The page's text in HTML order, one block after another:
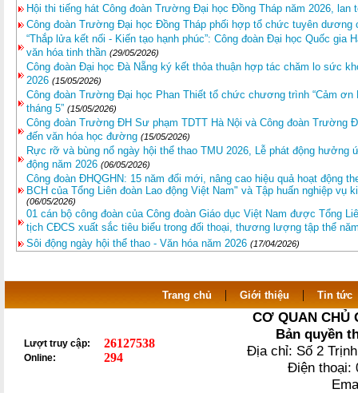
Hội thi tiếng hát Công đoàn Trường Đại học Đồng Tháp năm 2026, lan
Công đoàn Trường Đại học Đồng Tháp phối hợp tổ chức tuyên dương
“Thắp lửa kết nối - Kiến tạo hạnh phúc”: Công đoàn Đại học Quốc gia
văn hóa tinh thần (29/05/2026)
Công đoàn Đại học Đà Nẵng ký kết thỏa thuận hợp tác chăm lo sức
2026 (15/05/2026)
Công đoàn Trường Đại học Phan Thiết tổ chức chương trình “Cảm ơn
tháng 5” (15/05/2026)
Công đoàn Trường ĐH Sư phạm TDTT Hà Nội và Công đoàn Trường
đến văn hóa học đường (15/05/2026)
Rực rỡ và bùng nổ ngày hội thể thao TMU 2026, Lễ phát động hưởng
động năm 2026 (06/05/2026)
Công đoàn ĐHQGHN: 15 năm đổi mới, nâng cao hiệu quả hoạt động
BCH của Tổng Liên đoàn Lao động Việt Nam" và Tập huấn nghiệp vụ
(06/05/2026)
01 cán bộ công đoàn của Công đoàn Giáo dục Việt Nam được Tổng
tịch CĐCS xuất sắc tiêu biểu trong đối thoại, thương lượng tập thể
Sôi động ngày hội thể thao - Văn hóa năm 2026 (17/04/2026)
Trang chủ | Giới thiệu | Tin tức
Lượt truy cập: 26127538
Online: 294
CƠ QUAN CHỦ
Bản quyền
Địa chỉ: Số 2
Điện